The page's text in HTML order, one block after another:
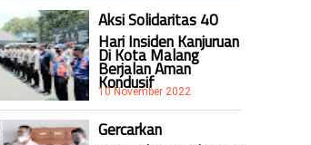
Aksi Solidaritas 40
Hari Insiden Kanjuruan
Di Kota Malang
Berjalan Aman
Kondusif
10 November 2022
Gercarkan